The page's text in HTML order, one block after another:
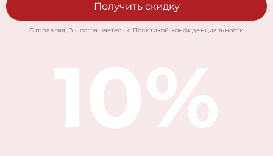
Получить скидку
Отправляя, Вы соглашаетесь с Политикой конфиденциальности